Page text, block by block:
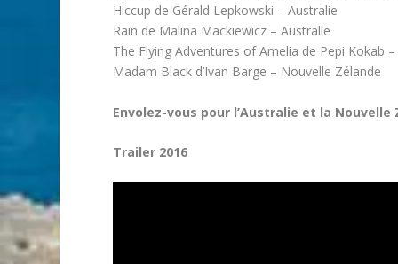
Hiccup de Gérald Lepkowski – Australie
Rain de Malina Mackiewicz – Australie
The Flying Adventures of Amelia de Pepi Kokab
Madam Black d’Ivan Barge – Nouvelle Zélande
Envolez-vous pour l’Australie et la
Trailer 2016